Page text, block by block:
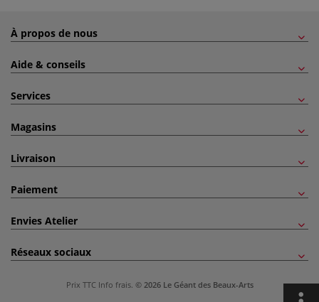
À propos de nous
Aide & conseils
Services
Magasins
Livraison
Paiement
Envies Atelier
Réseaux sociaux
Prix TTC Info frais. © 2026 Le Géant des Beaux-Arts